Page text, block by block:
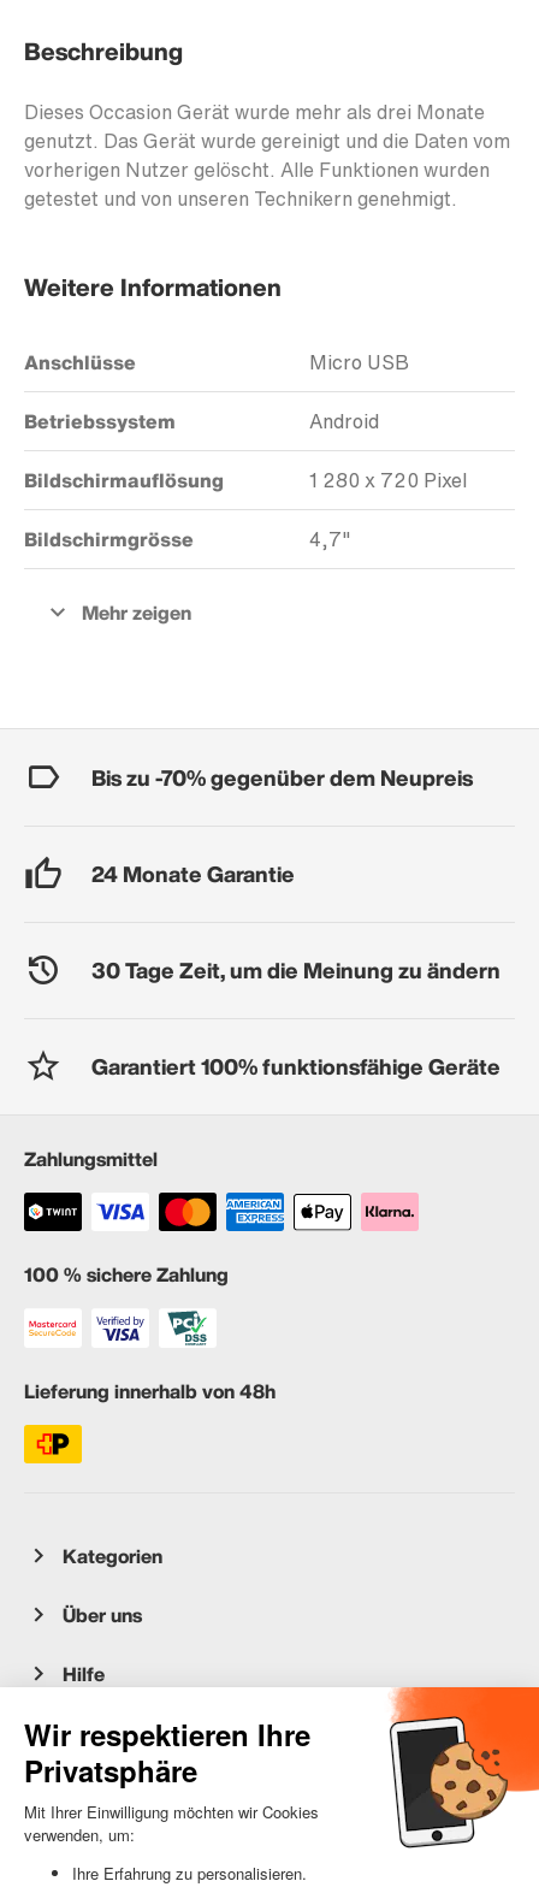
Beschreibung
Dieses Occasion Gerät wurde mehr als drei Monate
genutzt. Das Gerät wurde gereinigt und die Daten vom
vorherigen Nutzer gelöscht. Alle Funktionen wurden
getestet und von unseren Technikern genehmigt.
Weitere Informationen
Anschlüsse Micro USB
Betriebssystem Android
Bildschirmauflösung 1 280 x 720 Pixel
Bildschirmgrösse 4,7"
Bis zu -70% gegenüber dem Neupreis
24 Monate Garantie
30 Tage Zeit, um die Meinung zu ändern
Garantiert 100% funktionsfähige Geräte
Zahlungsmittel
100 % sichere Zahlung
Lieferung innerhalb von 48h
Kategorien
Über uns
Hilfe
Kundenservice
occasion.migros.mobile@recommerce.com
Montag-Freitag 08:00-17:00